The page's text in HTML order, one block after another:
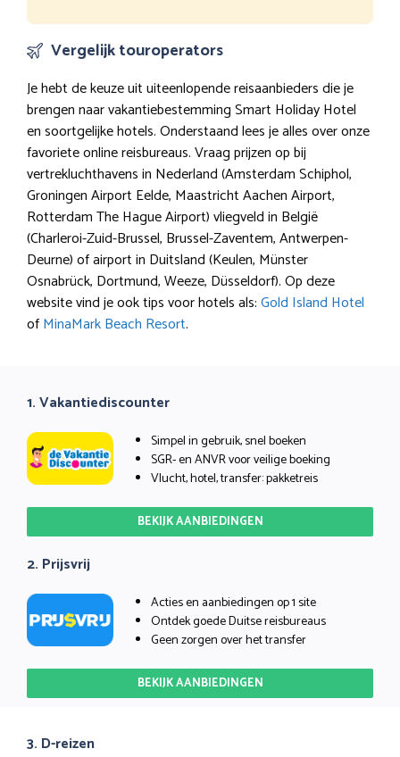
Vergelijk touroperators
Je hebt de keuze uit uiteenlopende reisaanbieders die je
brengen naar vakantiebestemming Smart Holiday Hotel
en soortgelijke hotels. Onderstaand lees je alles over onze
favoriete online reisbureaus. Vraag prijzen op bij
vertrekluchthavens in Nederland (Amsterdam Schiphol,
Groningen Airport Eelde, Maastricht Aachen Airport,
Rotterdam The Hague Airport) vliegveld in België
(Charleroi-Zuid-Brussel, Brussel-Zaventem, Antwerpen-
Deurne) of airport in Duitsland (Keulen, Münster
Osnabrück, Dortmund, Weeze, Düsseldorf). Op deze
website vind je ook tips voor hotels als:Gold Island Hotel
ofMinaMark Beach Resort.
1. Vakantiediscounter
Simpel in gebruik, snel boeken
SGR- en ANVR voor veilige boeking
Vlucht, hotel, transfer: pakketreis
BEKIJK AANBIEDINGEN
2. Prijsvrij
Acties en aanbiedingen op 1 site
Ontdek goede Duitse reisbureaus
Geen zorgen over het transfer
BEKIJK AANBIEDINGEN
3. D-reizen